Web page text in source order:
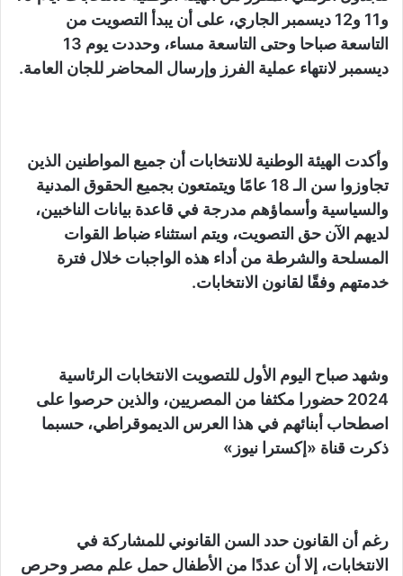
و11 و12 ديسمبر الجاري، على أن يبدأ التصويت من
التاسعة صباحا وحتى التاسعة مساء، وحددت يوم 13
ديسمبر لانتهاء عملية الفرز وإرسال المحاضر للجان العامة.
وأكدت الهيئة الوطنية للانتخابات أن جميع المواطنين الذين
تجاوزوا سن الـ 18 عامًا ويتمتعون بجميع الحقوق المدنية
والسياسية وأسماؤهم مدرجة في قاعدة بيانات الناخبين،
لديهم الآن حق التصويت، ويتم استثناء ضباط القوات
المسلحة والشرطة من أداء هذه الواجبات خلال فترة
خدمتهم وفقًا لقانون الانتخابات.
وشهد صباح اليوم الأول للتصويت الانتخابات الرئاسية
2024 حضورا مكثفا من المصريين، والذين حرصوا على
اصطحاب أبنائهم في هذا العرس الديموقراطي، حسبما
ذكرت قناة «إكسترا نيوز»
رغم أن القانون حدد السن القانوني للمشاركة في
الانتخابات، إلا أن عددًا من الأطفال حمل علم مصر وحرص